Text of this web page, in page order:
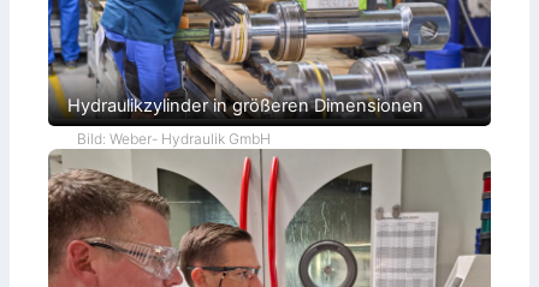
Hydraulikzylinder in größeren Dimensionen
Bild: Weber- Hydraulik GmbH